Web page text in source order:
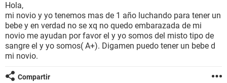
BIENESTAR
SEXUALIDAD
GLOSARIO
Hola,
mi novio y yo tenemos mas de 1 año luchando para tener un
bebe y en verdad no se xq no quedo embarazada de mi
novio me ayudan por favor el y yo somos del misto tipo de
sangre el y yo somos( A+). Digamen puedo tener un bebe d
mi novio.
Compartir